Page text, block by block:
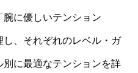
に優しいテンション
、それぞれのレベル・ガ
に最適なテンションを詳